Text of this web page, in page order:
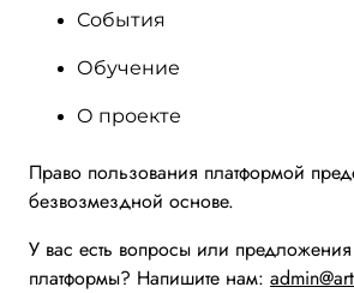
События
Обучение
О проекте
Право пользования платформой
безвозмездной основе.
У вас есть вопросы или
платформы? Напишите нам: